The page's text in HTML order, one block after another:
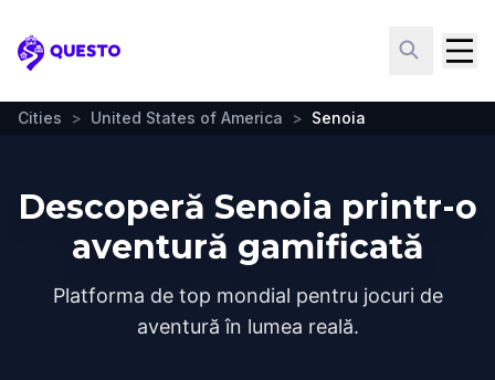
Questo
Cities > United States of America > Senoia
Descoperă Senoia printr-o
aventură gamificată
Platforma de top mondial pentru jocuri de
aventură în lumea reală.